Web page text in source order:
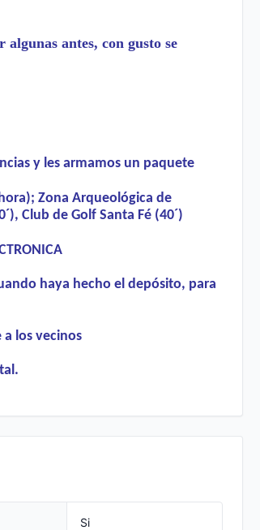
algunas antes, con gusto se
y les armamos un paquete
hora); Zona Arqueológica de
Club de Golf Santa Fé (40´)
haya hecho el depósito, para
a los vecinos
Si